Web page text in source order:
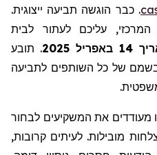
. כבר הוגשה תביעה ייצוגית.
עליכם לעתור לבית
2025
. תובע
בשמם של כל השותפים לתביעה
מעודדים את המשקיעים לבחור
מובילות. לעיתים קרובות,